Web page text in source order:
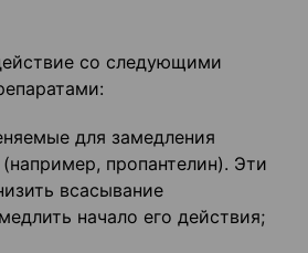
со следующими
для замедления
пропантелин). Эти
всасывание
начало его действия;